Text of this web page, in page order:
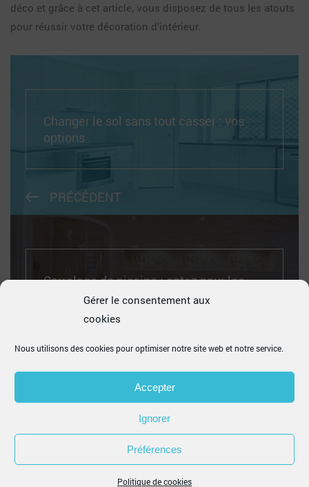
Gérer le consentement aux
cookies
Nous utilisons des cookies pour optimiser notre site web et notre service.
Accepter
Ignorer
Préférences
Politique de cookies
déco et grâce à cet article, vous disposez de tous les atouts
pour réussir votre décoration d’intérieur.
Changer le sol sans tout casser : vos
options
PRÉCÉDENT
Carrelage de piscine : optez pour les
émaux de verre !
SUIVANT
© 2021 | POWERED BY